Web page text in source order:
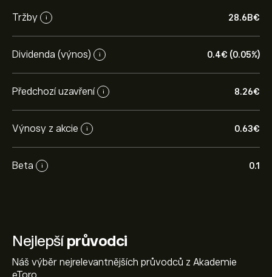
Tržby i 28.6B‎€‎
Dividenda (výnos) i 0.4‎€‎ (0.05%)
Předchozí uzavření i 8.26‎€‎
Výnosy z akcie i 0.63‎€‎
Beta i 0.1
Nejlepšíprůvodci
Náš výběr nejrelevantnějších průvodců z Akademie